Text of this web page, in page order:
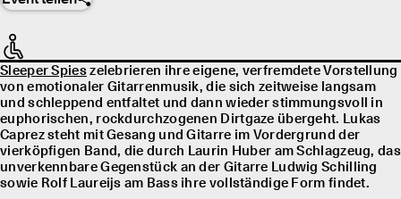
Sleeper Spieszelebrieren ihre eigene, verfremdete Vorstellung
von emotionaler Gitarrenmusik, die sich zeitweise langsam
und schleppend entfaltet und dann wieder stimmungsvoll in
euphorischen, rockdurchzogenen Dirtgaze übergeht. Lukas
Caprez steht mit Gesang und Gitarre im Vordergrund der
vierköpfigen Band, die durch Laurin Huber am Schlagzeug, das
unverkennbare Gegenstück an der Gitarre Ludwig Schilling
sowie Rolf Laureĳs am Bass ihre vollständige Form findet.